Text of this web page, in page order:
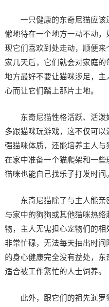
一只健康的东奇尼猫应该
懒地待在一个地方一动不动
现它们喜欢到处走动，顺便
家几天后，它们就会对家庭
地方最好不要让猫咪涉足，
心而让它们踏上那片土地。
东奇尼猫性格活跃、活泼
多跟猫咪玩游戏，这不仅可
强猫咪体质，还能培养主人
在家中准备一个猫爬架和一些
猫咪也能自己找乐子打发时间
东奇尼猫除了与主人能亲
与家中的狗狗或其他猫咪热
物，主人无需担心宠物们的
非常忙碌，无法每天抽出时
的身心健康完全没有益处，
适合被工作繁忙的人士饲养。
此外，跟它们的祖先暹罗